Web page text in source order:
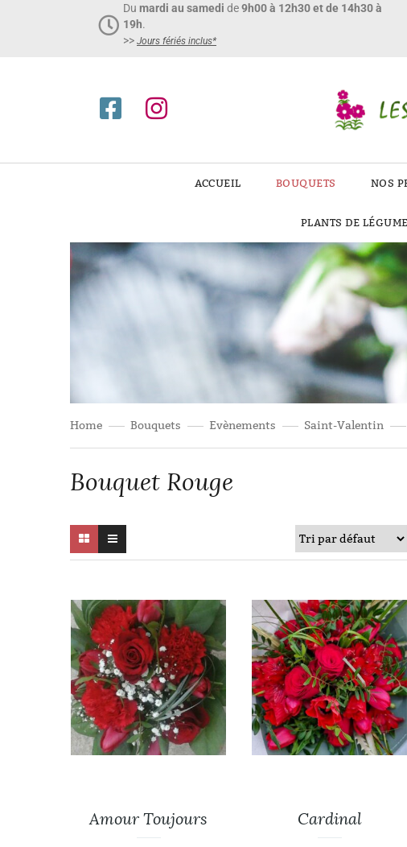
Du mardi au samedi de9h00 à 12h30 et de 14h30 à
19h.
>> Jours fériés inclus*​
ACCUEIL BOUQUETS NOS
PLANTS DE
Home Bouquets Evènements Saint-Valentin
Bouquet Rouge
Amour Toujours Cardinal